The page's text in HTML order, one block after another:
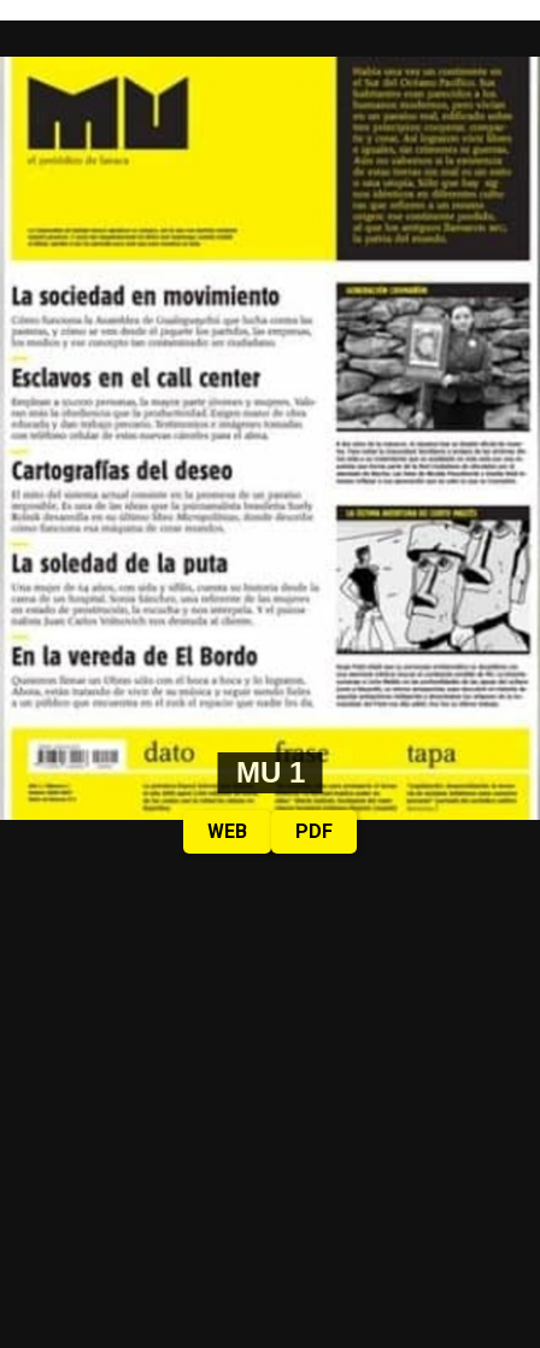
Las mujeres de Córdoba ganando las calles, pese a la lluvia, y pese a
todo.Fotos: Nany Palazzini /lavaca.org
Foto: Juan Valeiro/ lavaca.org
MU 1
WEB PDF